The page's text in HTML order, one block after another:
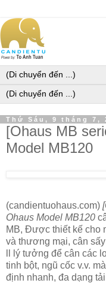
Thứ Sáu, 9 tháng 7,
[Ohaus MB
Model MB120
(candientuohaus.com)
Ohaus Model MB120
MB, Được thiết kế cho
và thương mại, cân
ll lý tưởng để cân các
tinh bột, ngũ cốc v.v.
định nhanh, đa dạng